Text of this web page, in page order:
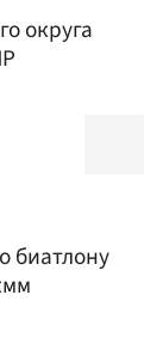
округа
биатлону